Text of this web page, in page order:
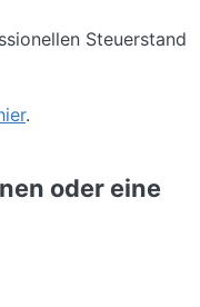
Steuerstand
.
oder eine